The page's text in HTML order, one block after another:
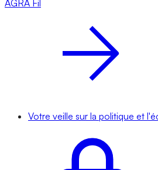
AGRA Fil
Votre veille sur la politique et